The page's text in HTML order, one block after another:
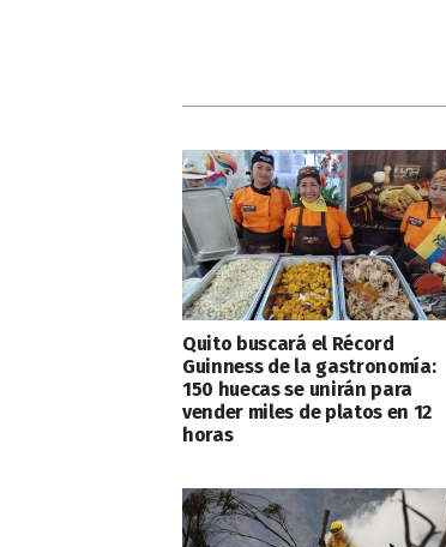
Quito buscará el Récord
Guinness de la gastronomía:
150 huecas se unirán para
vender miles de platos en 12
horas